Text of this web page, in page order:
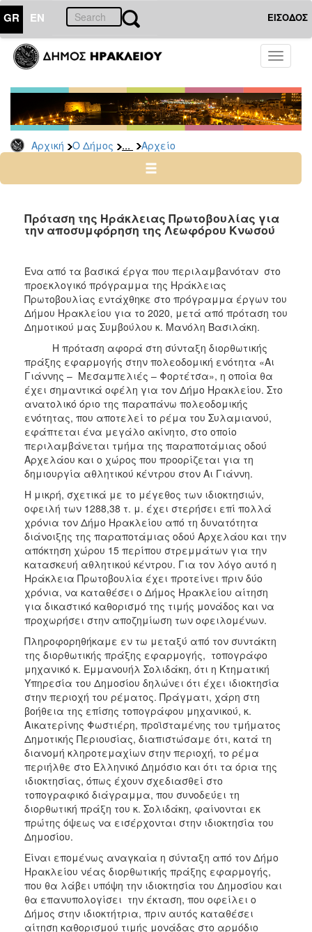
GR EN ΕΙΣΟΔΟΣ
Toggle
Αρχική Ο Δήμος ... Αρχείο
ΔΗΜΟΣ
Δημοτικές
Παρατάξεις
Αρχείο
ΑΝΘΕΚΤΙΚΗ
ΠΟΛΗ
Πρόταση της Ηράκλειας Πρωτοβουλίας για
την αποσυμφόρηση της Λεωφόρου Κνωσού
Ένα από τα βασικά έργα που περιλαμβανόταν στο
προεκλογικό πρόγραμμα της Ηράκλειας
Πρωτοβουλίας εντάχθηκε στο πρόγραμμα έργων του
Δήμου Ηρακλείου για το 2020, μετά από πρόταση του
Δημοτικού μας Συμβούλου κ. Μανόλη Βασιλάκη.
Η πρόταση αφορά στη σύνταξη διορθωτικής
πράξης εφαρμογής στην πολεοδομική ενότητα «Αι
Γιάννης – Μεσαμπελιές – Φορτέτσα», η οποία θα
έχει σημαντικά οφέλη για τον Δήμο Ηρακλείου. Στο
ανατολικό όριο της παραπάνω πολεοδομικής
ενότητας, που αποτελεί το ρέμα του Συλαμιανού,
εφάπτεται ένα μεγάλο ακίνητο, στο οποίο
περιλαμβάνεται τμήμα της παραποτάμιας οδού
Αρχελάου και ο χώρος που προορίζεται για τη
δημιουργία αθλητικού κέντρου στον Αι Γιάννη.
Η μικρή, σχετικά με το μέγεθος των ιδιοκτησιών,
οφειλή των 1288,38 τ. μ. έχει στερήσει επί πολλά
χρόνια τον Δήμο Ηρακλείου από τη δυνατότητα
διάνοιξης της παραποτάμιας οδού Αρχελάου και την
απόκτηση χώρου 15 περίπου στρεμμάτων για την
κατασκευή αθλητικού κέντρου. Για τον λόγο αυτό η
Ηράκλεια Πρωτοβουλία έχει προτείνει πριν δύο
χρόνια, να καταθέσει ο Δήμος Ηρακλείου αίτηση
για δικαστικό καθορισμό της τιμής μονάδος και να
προχωρήσει στην αποζημίωση των οφειλομένων.
Πληροφορηθήκαμε εν τω μεταξύ από τον συντάκτη
της διορθωτικής πράξης εφαρμογής, τοπογράφο
μηχανικό κ. Εμμανουήλ Σολιδάκη, ότι η Κτηματική
Υπηρεσία του Δημοσίου δηλώνει ότι έχει ιδιοκτησία
στην περιοχή του ρέματος. Πράγματι, χάρη στη
βοήθεια της επίσης τοπογράφου μηχανικού, κ.
Αικατερίνης Φωστιέρη, προϊσταμένης του τμήματος
Δημοτικής Περιουσίας, διαπιστώσαμε ότι, κατά τη
διανομή κληροτεμαχίων στην περιοχή, το ρέμα
περιήλθε στο Ελληνικό Δημόσιο και ότι τα όρια της
ιδιοκτησίας, όπως έχουν σχεδιασθεί στο
τοπογραφικό διάγραμμα, που συνοδεύει τη
διορθωτική πράξη του κ. Σολιδάκη, φαίνονται εκ
πρώτης όψεως να εισέρχονται στην ιδιοκτησία του
Δημοσίου.
Είναι επομένως αναγκαία η σύνταξη από τον Δήμο
Ηρακλείου νέας διορθωτικής πράξης εφαρμογής,
που θα λάβει υπόψη την ιδιοκτησία του Δημοσίου και
θα επανυπολογίσει την έκταση, που οφείλει ο
Δήμος στην ιδιοκτήτρια, πριν αυτός καταθέσει
αίτηση καθορισμού τιμής μονάδας στο αρμόδιο